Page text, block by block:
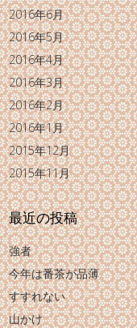
2016年6月
2016年5月
2016年4月
2016年3月
2016年2月
2016年1月
2015年12月
2015年11月
最近の投稿
強者
今年は番茶が品薄
すすれない
山かけ